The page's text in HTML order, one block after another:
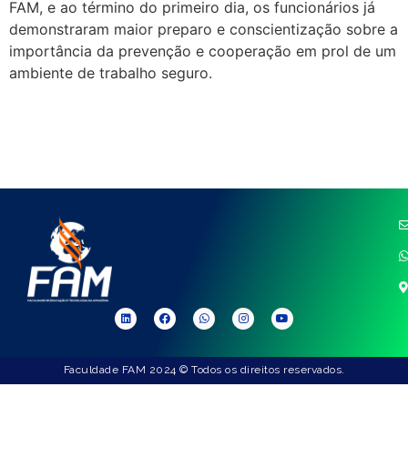
FAM, e ao término do primeiro dia, os funcionários já
demonstraram maior preparo e conscientização sobre a
importância da prevenção e cooperação em prol de um
ambiente de trabalho seguro.
Faculdade FAM 2024 © Todos os direitos reservados.